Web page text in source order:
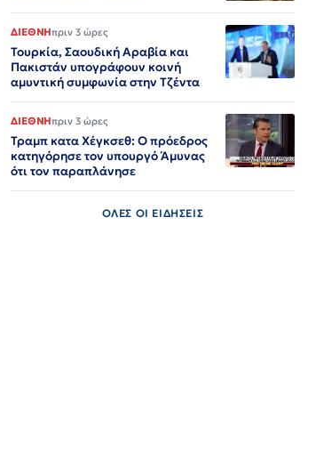
ΔΙΕΘΝΗπριν 3 ώρες
Τουρκία, Σαουδική Αραβία και
Πακιστάν υπογράφουν κοινή
αμυντική συμφωνία στην Τζέντα
ΔΙΕΘΝΗπριν 3 ώρες
Τραμπ κατα Χέγκσεθ: Ο πρόεδρος
κατηγόρησε τον υπουργό Άμυνας
ότι τον παραπλάνησε
ΟΛΕΣ ΟΙ ΕΙΔΗΣΕΙΣ